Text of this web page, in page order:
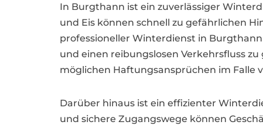
In Burgthann ist ein zuverlässiger
und Eis können schnell zu gefährlichen
professioneller Winterdienst in
und einen reibungslosen Verkehrsfluss
möglichen Haftungsansprüchen im Falle
Darüber hinaus ist ein effizienter
und sichere Zugangswege können